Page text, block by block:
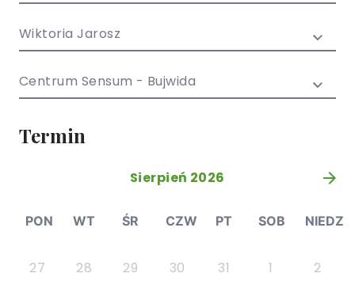
młodzieży
Wiktoria Jarosz
Centrum Sensum - Bujwida
Termin
Sierpień 2026 »
PON WT ŚR CZW PT SOB NIEDZ
27 28 29 30 31 1 2